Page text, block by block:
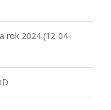
rok 2024 (12-04-